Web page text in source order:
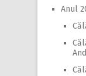
Anul